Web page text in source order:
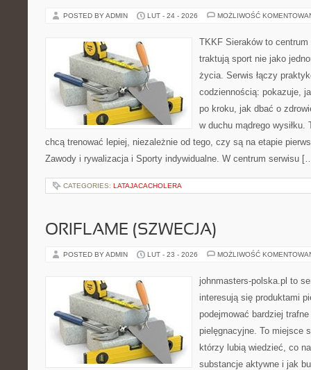
POSTED BY ADMIN LUT - 24 - 2026 MOŻLIWOŚĆ
TKKF Sieraków to
traktują sport nie jako
życia. Serwis łączy
codziennością: pokazuje,
po kroku, jak dbać o
w duchu mądrego
chcą trenować lepiej, niezależnie od tego, czy są na etapie
Zawody i rywalizacja i Sporty indywidualne. W centrum serwisu
CATEGORIES: LATAJACACHOLERA
ORIFLAME (SZWECJA)
POSTED BY ADMIN LUT - 23 - 2026 MOŻLIWOŚĆ
johnmasters-polska.pl to
interesują się produktami
podejmować bardziej
pielęgnacyjne. To miejsce
którzy lubią wiedzieć, co
substancje aktywne i jak